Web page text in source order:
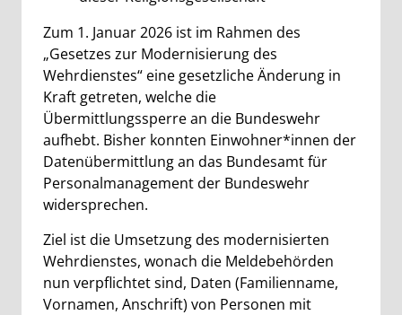
Zum 1. Januar 2026 ist im Rahmen des
„Gesetzes zur Modernisierung des
Wehrdienstes“ eine gesetzliche Änderung in
Kraft getreten, welche die
Übermittlungssperre an die Bundeswehr
aufhebt. Bisher konnten Einwohner*innen der
Datenübermittlung an das Bundesamt für
Personalmanagement der Bundeswehr
widersprechen.
Ziel ist die Umsetzung des modernisierten
Wehrdienstes, wonach die Meldebehörden
nun verpflichtet sind, Daten (Familienname,
Vornamen, Anschrift) von Personen mit